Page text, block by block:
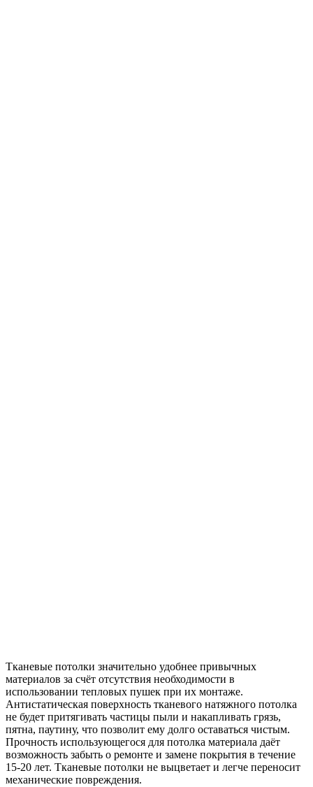
Тканевые потолки значительно удобнее привычных
материалов за счёт отсутствия необходимости в
использовании тепловых пушек при их монтаже.
Антистатическая поверхность тканевого натяжного потолка
не будет притягивать частицы пыли и накапливать грязь,
пятна, паутину, что позволит ему долго оставаться чистым.
Прочность использующегося для потолка материала даёт
возможность забыть о ремонте и замене покрытия в течение
15-20 лет. Тканевые потолки не выцветает и легче переносит
механические повреждения.